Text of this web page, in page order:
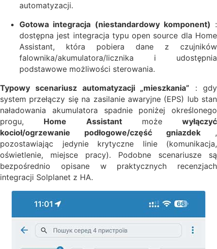
automatyzacji.
Gotowa integracja (niestandardowy komponent) :
dostępna jest integracja typu open source dla Home
Assistant, która pobiera dane z czujników
falownika/akumulatora/licznika i udostępnia
podstawowe możliwości sterowania.
Typowy scenariusz automatyzacji „mieszkania” : gdy
system przełączy się na zasilanie awaryjne (EPS) lub stan
naładowania akumulatora spadnie poniżej określonego
progu, Home Assistantmoże wyłączyć
kocioł/ogrzewanie podłogowe/część gniazdek ,
pozostawiając jedynie krytyczne linie (komunikacja,
oświetlenie, miejsce pracy). Podobne scenariusze są
bezpośrednio opisane w praktycznych recenzjach
integracji Solplanet z HA.